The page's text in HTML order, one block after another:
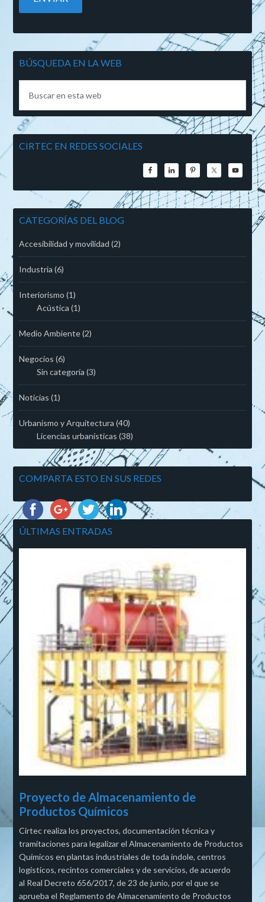
BÚSQUEDA EN LA WEB
CIRTEC EN REDES SOCIALES
CATEGORÍAS DEL BLOG
Accesibilidad y movilidad (2)
Industria (6)
Interiorismo (1)
Acústica (1)
Medio Ambiente(2)
Negocios (6)
Sin categoría (3)
Noticias (1)
Urbanismo y Arquitectura (40)
Licencias urbanísticas (38)
COMPARTA ESTO EN SUS REDES
ÚLTIMAS ENTRADAS
Proyecto de Almacenamiento de
Productos Químicos
Cirtec realiza los proyectos, documentación técnica y
tramitaciones para legalizar el Almacenamiento de Productos
Químicos en plantas industriales de toda índole, centros
logísticos, recintos comerciales y de servicios, de acuerdo
al Real Decreto 656/2017, de 23 de junio, por el que se
aprueba el Reglamento de Almacenamiento de Productos